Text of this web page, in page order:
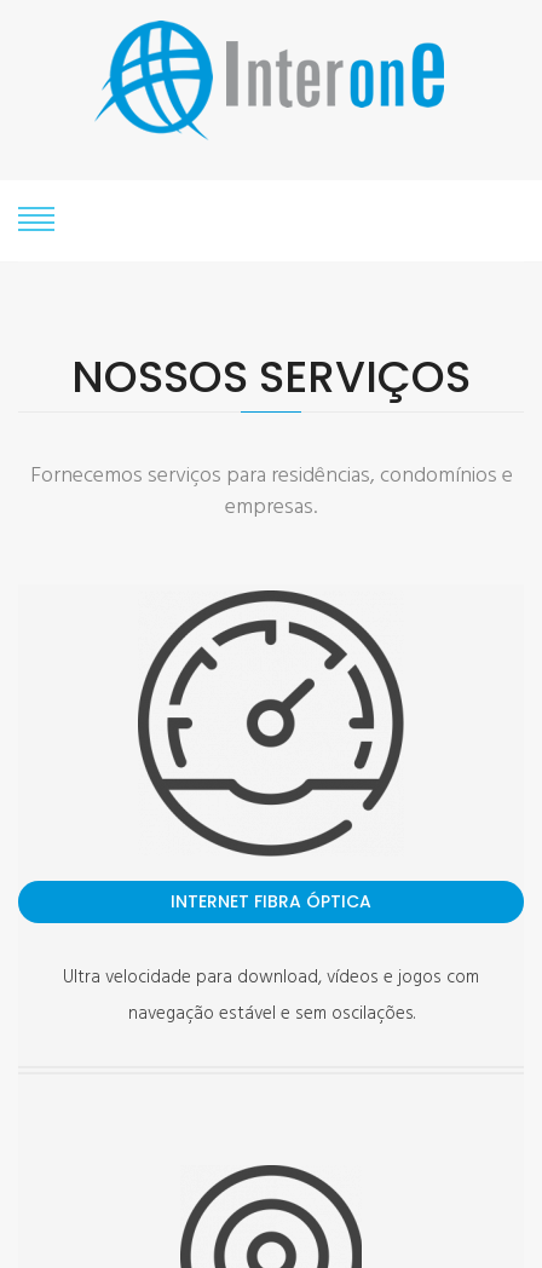
NOSSOS SERVIÇOS
Fornecemos serviços para residências, condomínios e
empresas.
INTERNET FIBRA ÓPTICA
Ultra velocidade para download, vídeos e jogos com
navegação estável e sem oscilações.